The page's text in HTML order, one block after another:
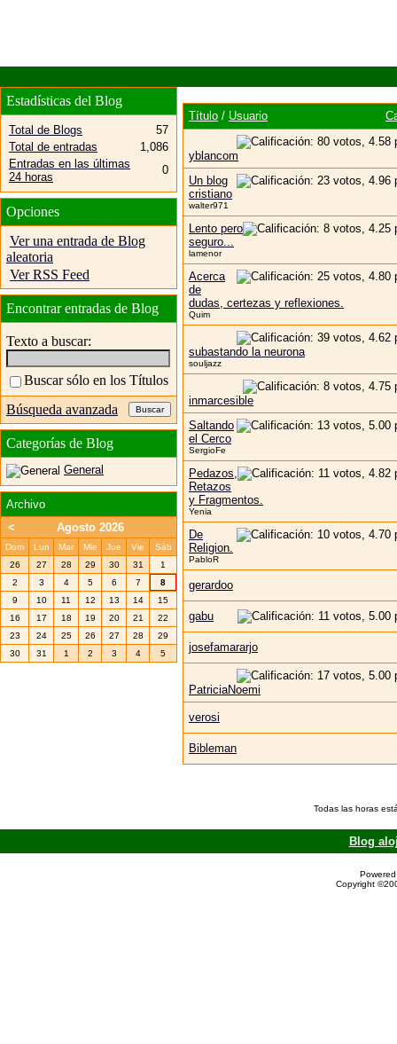
Título / Usuario
yblancom
Un blog
cristiano
walter971
Lento pero
seguro...
lamenor
Acerca
de
dudas, certezas y reflexiones.
Quim
subastando la neurona
souljazz
inmarcesible
Saltando
el Cerco
SergioFe
Pedazos,
Retazos
y Fragmentos.
Yenia
De
Religion.
PabloR
gerardoo
gabu
josefamararjo
PatriciaNoemi
verosi
Bibleman
Estadísticas del Blog
Total de Blogs
57
Total de entradas
1,086
Entradas en las últimas
24 horas
0
Opciones
Ver una entrada de Blog
aleatoria
Ver RSS Feed
Encontrar entradas de Blog
Texto a buscar:
Buscar sólo en los Títulos
Búsqueda avanzada
Categorías de Blog
General
Archivo
<
Agosto 2026
Dom Lun Mar Mie Jue Vie
Sáb
26
27 28 29 30 31
1
2
3 4 5 6 7
8
9
10 11 12 13 14
15
16
17 18 19 20 21
22
23
24 25 26 27 28
29
30
31 1 2 3 4 5
Todas las horas
Blog
Copyright